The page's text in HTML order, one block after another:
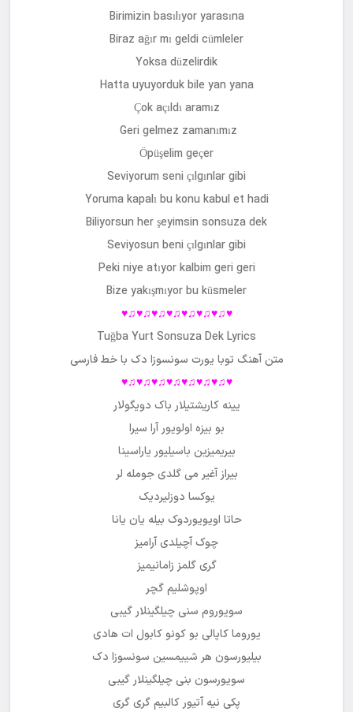
Birimizin basılıyor yarasına
Biraz ağır mı geldi cümleler
Yoksa düzelirdik
Hatta uyuyorduk bile yan yana
Çok açıldı aramız
Geri gelmez zamanımız
Öpüşelim geçer
Seviyorum seni çılgınlar gibi
Yoruma kapalı bu konu kabul et hadi
Biliyorsun her şeyimsin sonsuza dek
Seviyosun beni çılgınlar gibi
Peki niye atıyor kalbim geri geri
Bize yakışmıyor bu küsmeler
♥♫♥♫♥♫♥♫♥♫♥♫♥♫♥
Tuğba Yurt Sonsuza Dek Lyrics
متن آهنگ توبا یورت سونسوزا دک با خط فارسی
♥♫♥♫♥♫♥♫♥♫♥♫♥♫♥
یینه کاریشتیلار باک دویگولار
بو بیزه اولویور آرا سیرا
بیریمیزین باسیلیور یاراسینا
بیراز آغیر می گلدی جومله لر
یوکسا دوزلیردیک
حاتا اویویوردوک بیله یان یانا
چوک آچیلدی آرامیز
گری گلمز زامانیمیز
اوپوشلیم گچر
سویوروم سنی چیلگینلار گیبی
یوروما کاپالی بو کونو کابول ات هادی
بیلیورسون هر شییمسین سونسوزا دک
سویورسون بنی چیلگینلار گیبی
پکی نیه آتیور کالبیم گری گری